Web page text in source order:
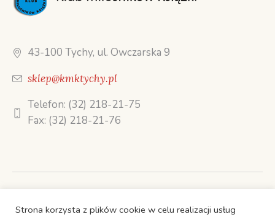
43-100 Tychy, ul. Owczarska 9
sklep@kmktychy.pl
Telefon: (32) 218-21-75
Fax: (32) 218-21-76
STRONA GŁÓWNA
Strona korzysta z plików cookie w celu realizacji usług